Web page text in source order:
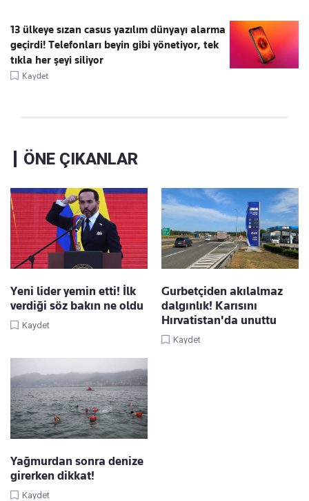
13 ülkeye sızan casus yazılım dünyayı alarma
geçirdi! Telefonları beyin gibi yönetiyor, tek
tıkla her şeyi siliyor
Kaydet
ÖNE ÇIKANLAR
Yeni lider yemin etti! İlk
verdiği söz bakın ne oldu
Kaydet
Gurbetçiden akılalmaz
dalgınlık! Karısını
Hırvatistan'da unuttu
Kaydet
Yağmurdan sonra denize
girerken dikkat!
Kaydet